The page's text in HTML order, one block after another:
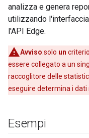
analizza e genera
utilizzando
l'API Edge.
Avviso:solo un
essere collegato a un
raccoglitore delle
eseguire determina i dati
Esempi